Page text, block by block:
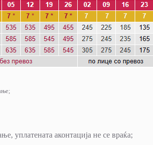
уплатената аконтација не се враќа;